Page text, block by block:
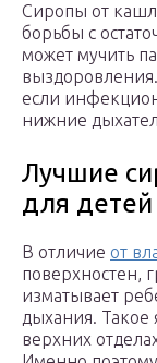
Сиропы от
борьбы с
может мучить
если
нижние
Лучшие
для детей
В отличие от
поверхностен,
изматывает
дыхания. Такое
верхних